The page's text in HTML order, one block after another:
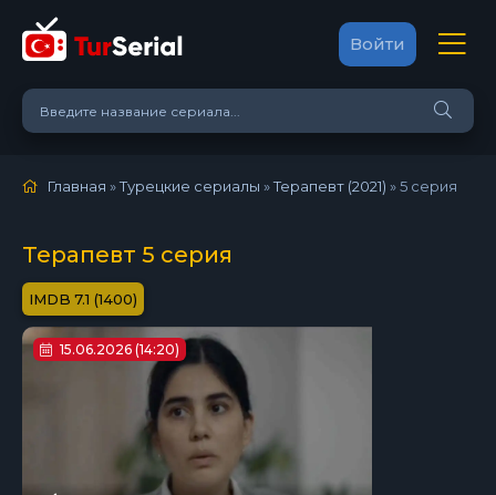
Войти
Главная »Турецкие сериалы »Терапевт (2021) »5 серия
Терапевт 5 серия
7.1 (1400)
15.06.2026 (14:20)